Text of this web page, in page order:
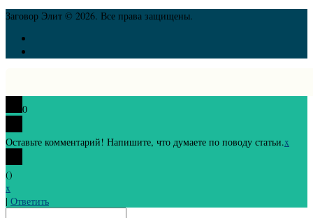
Заговор Элит © 2026. Все права защищены.
0
Оставьте комментарий! Напишите, что думаете по поводу статьи.x
()
x
| Ответить